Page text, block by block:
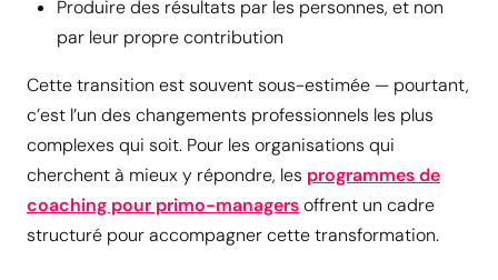
Produire des résultats par les personnes, et non
par leur propre contribution
Cette transition est souvent sous-estimée — pourtant,
c’est l’un des changements professionnels les plus
complexes qui soit. Pour les organisations qui
cherchent à mieux y répondre, les programmes de
coaching pour primo-managersoffrent un cadre
structuré pour accompagner cette transformation.